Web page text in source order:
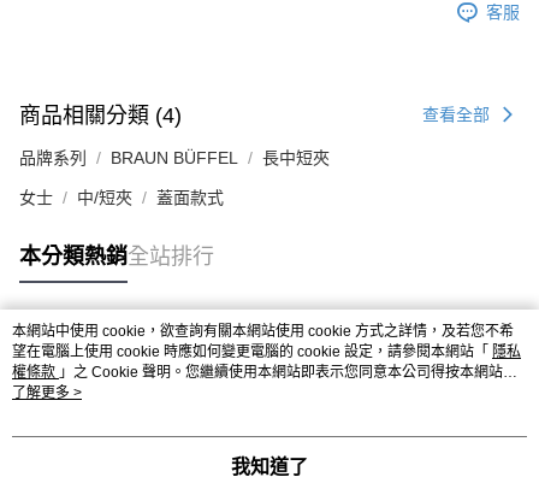
客服
商品相關分類 (4) 查看全部
品牌系列 BRAUN BÜFFEL 長中短夾
女士 中/短夾 蓋面款式
本分類熱銷全站排行
熱門標籤
本網站中使用 cookie，欲查詢有關本網站使用 cookie 方式之詳情，及若您不希
望在電腦上使用 cookie 時應如何變更電腦的 cookie 設定，請參閱本網站「 隱私
權條款 」之 Cookie 聲明。您繼續使用本網站即表示您同意本公司得按本網站使
用條款之 Cookie 聲明使用 cookie。
了解更多 >
我知道了